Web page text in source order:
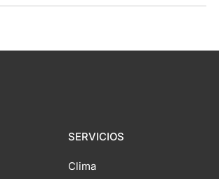
SERVICIOS
Clima